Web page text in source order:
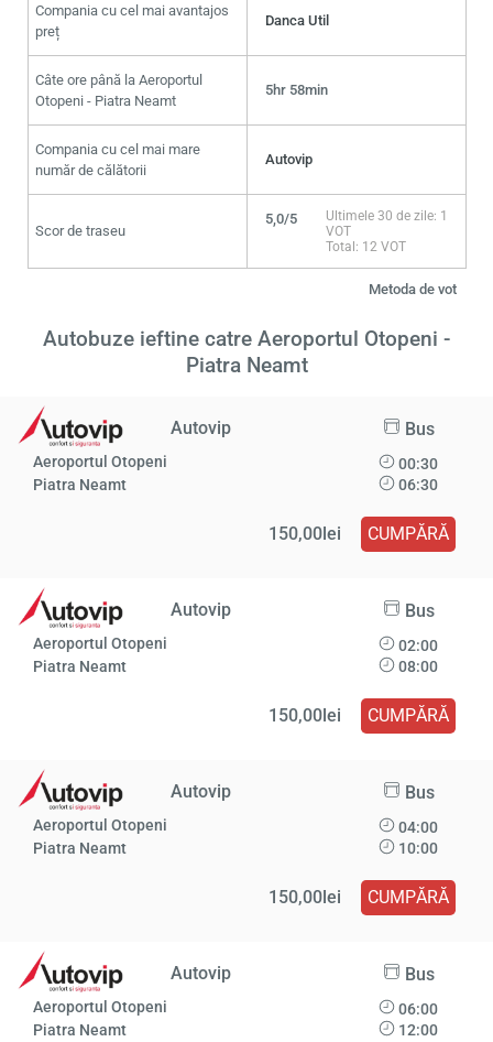
Compania cu cel mai avantajos
preț
Danca Util
Câte ore până la Aeroportul
Otopeni - Piatra Neamt
5hr 58min
Compania cu cel mai mare
număr de călătorii
Autovip
Scor de traseu
5,0/5
Ultimele 30 de zile: 1
VOT
Total: 12 VOT
Metoda de vot
Autobuze ieftine catre Aeroportul Otopeni -
Piatra Neamt
Autovip Bus
Aeroportul Otopeni
Piatra Neamt
00:30
06:30
150,00lei CUMPĂRĂ
Autovip Bus
Aeroportul Otopeni
Piatra Neamt
02:00
08:00
150,00lei CUMPĂRĂ
Autovip Bus
Aeroportul Otopeni
Piatra Neamt
04:00
10:00
150,00lei CUMPĂRĂ
Autovip Bus
Aeroportul Otopeni
Piatra Neamt
06:00
12:00